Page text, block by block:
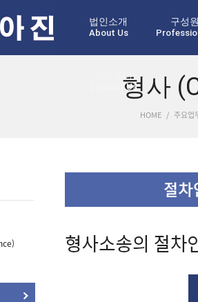
법인소개
About Us
구성
고객센터
Contact Us형사
HOME / 주요